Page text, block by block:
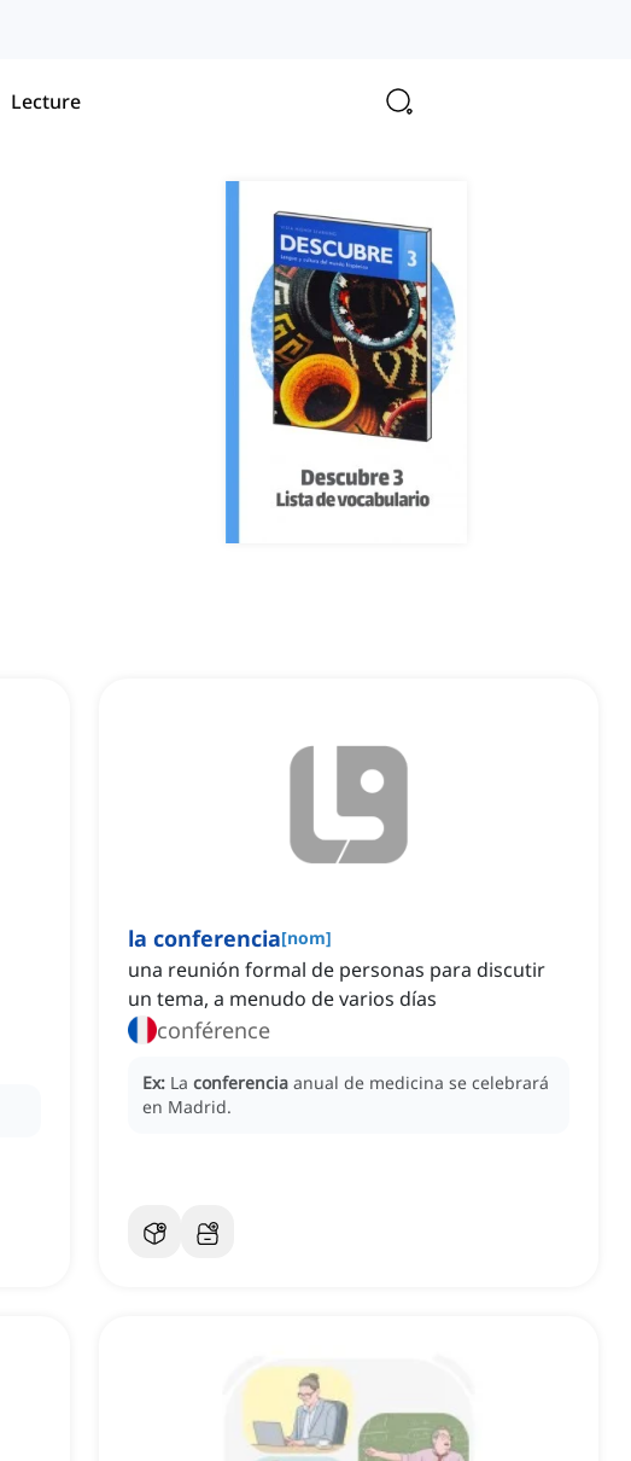
Lecture
la conferencia[nom]
una reunión formal de personas para discutir
un tema, a menudo de varios días
conférence
Ex: La conferencia anual de medicina se celebrará
en Madrid.